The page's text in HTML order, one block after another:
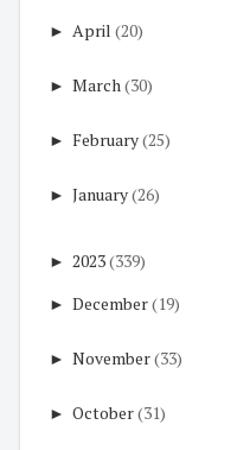
► April (20)
► March (30)
► February(25)
► January(26)
► 2023(339)
► December(19)
► November(33)
► October(31)